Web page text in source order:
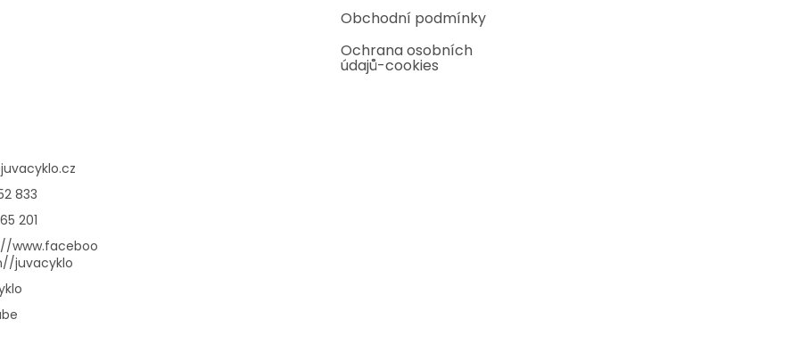
Obchodní podmínky
Ochrana osobních
údajů-cookies
juvacyklo.cz
833
201
www.faceboo
juvacyklo